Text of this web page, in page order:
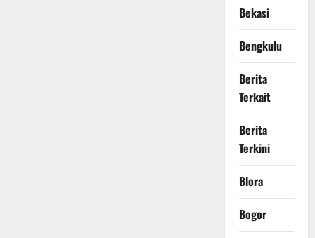
Bekasi
Bengkulu
Berita
Terkait
Berita
Terkini
Blora
Bogor